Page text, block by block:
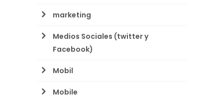
marketing
Medios Sociales (twitter y
Facebook)
Mobil
Mobile